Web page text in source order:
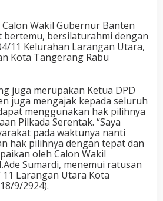
Wakil Gubernur Banten
bertemu, bersilaturahmi dengan
11 Kelurahan Larangan Utara,
Kota Tangerang Rabu
juga merupakan Ketua DPD
juga mengajak kepada seluruh
menggunakan hak pilihnya
Pilkada Serentak. “Saya
pada waktunya nanti
hak pilihnya dengan tepat dan
oleh Calon Wakil
Sumardi, menemui ratusan
11 Larangan Utara Kota
9/2924).